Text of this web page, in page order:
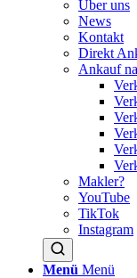
Über uns
News
Kontakt
Direkt
Ankauf
Makler?
YouTube
TikTok
Instagram
Menü Menü